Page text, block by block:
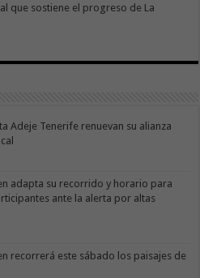
que sostiene el progreso de La
Adeje Tenerife renuevan su alianza
adapta su recorrido y horario para
ante la alerta por altas
recorrerá este sábado los paisajes de